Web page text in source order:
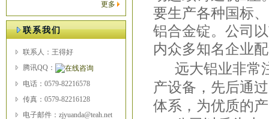
更多
联系我们
联系人：王得好
腾讯QQ：
电话：0579-82216578
传真：0579-82216128
电子邮件：zjyuanda@teah.net
要生产各种国标
铝合金锭。公司
内众多知名企业
远大铝业非常
产设备，先后通
体系，为优质的